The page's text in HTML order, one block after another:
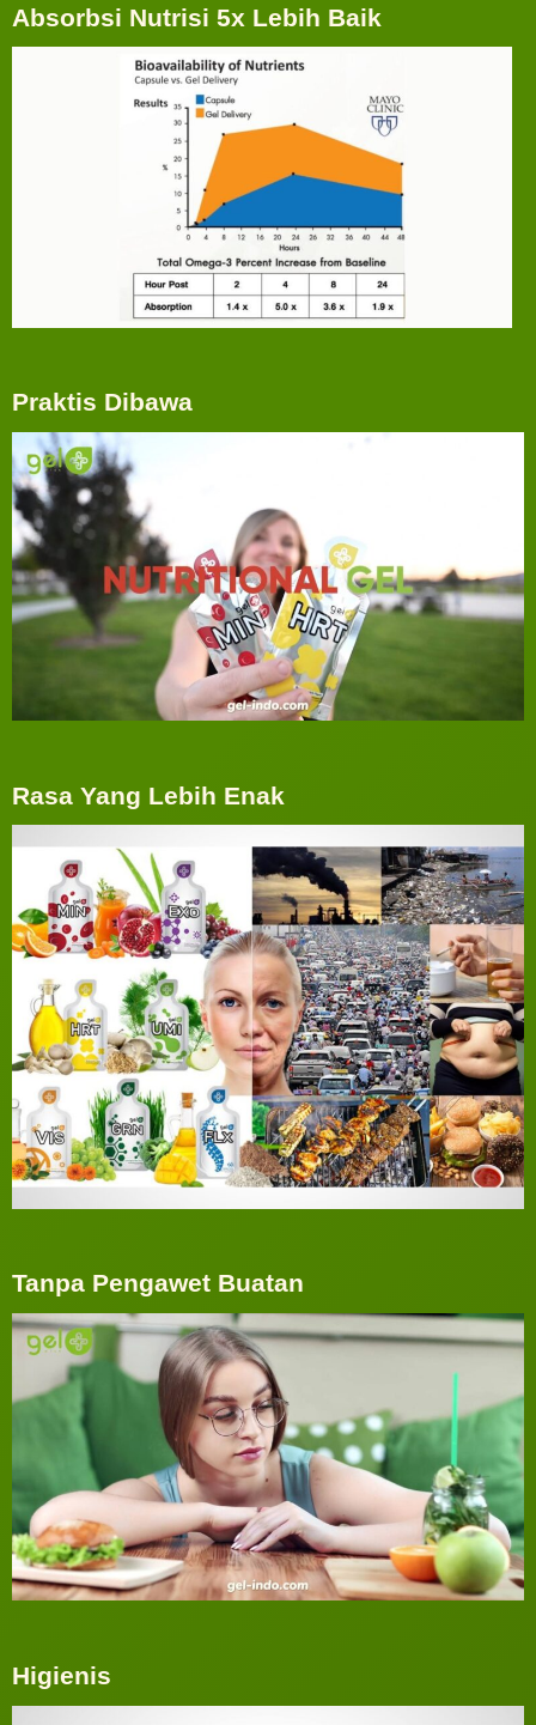
Absorbsi Nutrisi 5x Lebih Baik
Praktis Dibawa
Rasa Yang Lebih Enak
Tanpa Pengawet Buatan
Higienis